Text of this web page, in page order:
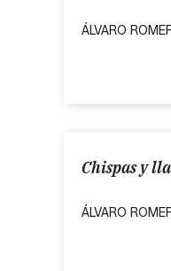
ÁLVARO
Chispas y
ÁLVARO